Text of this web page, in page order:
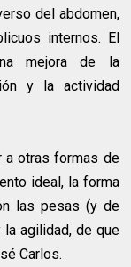
del abdomen,
internos. El
mejora de la
y la actividad
a otras formas de
ideal, la forma
las pesas (y de
la agilidad, de que
Carlos.